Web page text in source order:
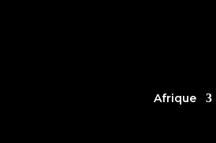
Afrique